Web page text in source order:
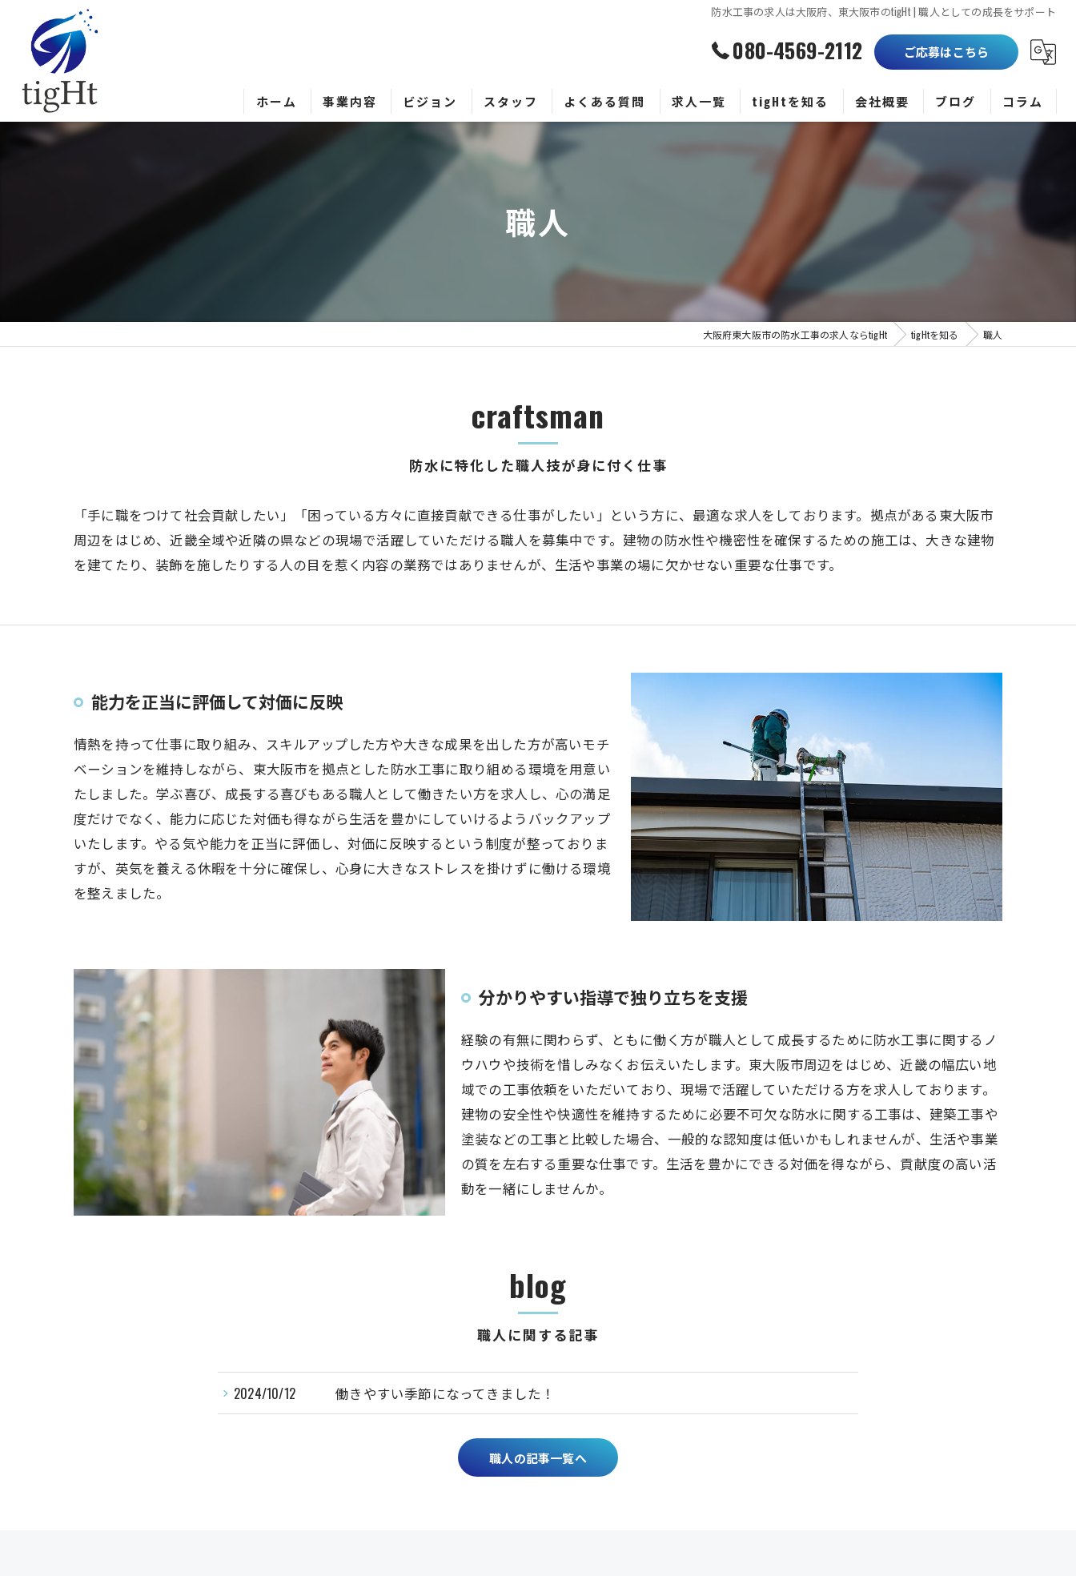
防水工事の求人は大阪府、東大阪市のtigHt | 職人としての成長をサポート
080-4569-2112 ご応募はこちら
ホーム 事業内容 ビジョン スタッフ よくある質問 求人一覧 tigHtを知る
正社員
未経験
高収入
働きやすい
会社概要 ブログ コラム
職人
大阪府東大阪市の防水工事の求人ならtigHt tigHtを知る 職人
防水に特化した職人技が身に付く仕事
craftsman
「手に職をつけて社会貢献したい」「困っている方々に直接貢献できる仕事がしたい」という方に、最適な求人をしております。拠点がある東大阪市
周辺をはじめ、近畿全域や近隣の県などの現場で活躍していただける職人を募集中です。建物の防水性や機密性を確保するための施工は、大きな建物
を建てたり、装飾を施したりする人の目を惹く内容の業務ではありませんが、生活や事業の場に欠かせない重要な仕事です。
能力を正当に評価して対価に反映
情熱を持って仕事に取り組み、スキルアップした方や大きな成果を出した方が高いモチ
ベーションを維持しながら、東大阪市を拠点とした防水工事に取り組める環境を用意い
たしました。学ぶ喜び、成長する喜びもある職人として働きたい方を求人し、心の満足
度だけでなく、能力に応じた対価も得ながら生活を豊かにしていけるようバックアップ
いたします。やる気や能力を正当に評価し、対価に反映するという制度が整っておりま
すが、英気を養える休暇を十分に確保し、心身に大きなストレスを掛けずに働ける環境
を整えました。
分かりやすい指導で独り立ちを支援
経験の有無に関わらず、ともに働く方が職人として成長するために防水工事に関するノ
ウハウや技術を惜しみなくお伝えいたします。東大阪市周辺をはじめ、近畿の幅広い地
域での工事依頼をいただいており、現場で活躍していただける方を求人しております。
建物の安全性や快適性を維持するために必要不可欠な防水に関する工事は、建築工事や
塗装などの工事と比較した場合、一般的な認知度は低いかもしれませんが、生活や事業
の質を左右する重要な仕事です。生活を豊かにできる対価を得ながら、貢献度の高い活
動を一緒にしませんか。
blog
職人に関する記事
2024/10/12 働きやすい季節になってきました！
職人の記事一覧へ